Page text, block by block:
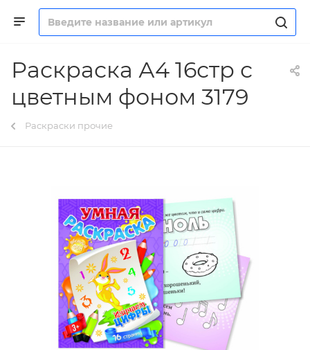
Раскраска А4 16стр с
цветным фоном 3179
Раскраски прочие